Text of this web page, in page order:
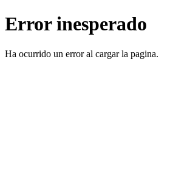
Error inesperado
Ha ocurrido un error al cargar la pagina.